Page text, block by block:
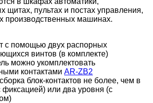
щитах, пультах и постах управления,
производственных машинах.
с помощью двух распорных
винтов (в комплекте)
можно укомплектовать
контактами AR-ZB2
блок-контактов не более, чем в
фиксацией) или два уровня (с